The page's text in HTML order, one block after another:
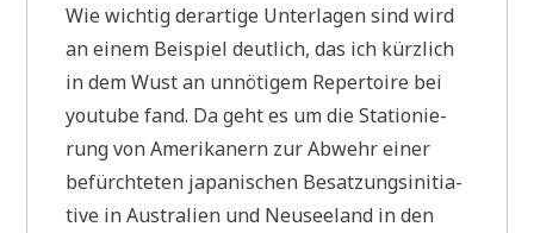
Wie wich­tig der­ar­ti­ge Unter­la­gen sind wird
an einem Bei­spiel deut­lich, das ich kürz­lich
in dem Wust an unnö­ti­gem Reper­toire bei
you­tube fand. Da geht es um die Sta­tio­nie­
rung von Ame­ri­ka­nern zur Abwehr einer
befürch­te­ten japa­ni­schen Besat­zungs­in­itia­
ti­ve in Austra­li­en und Neu­see­land in den